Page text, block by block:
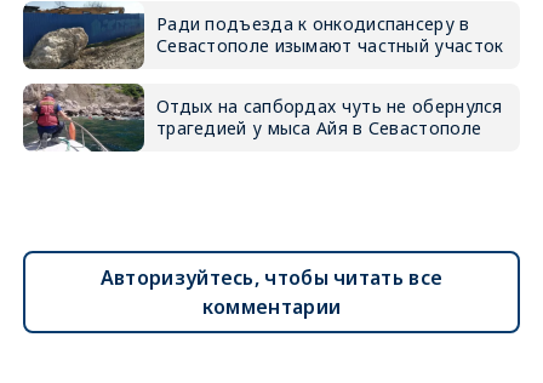
Ради подъезда к онкодиспансеру в
Севастополе изымают частный участок
Отдых на сапбордах чуть не обернулся
трагедией у мыса Айя в Севастополе
Авторизуйтесь, чтобы читать все
комментарии